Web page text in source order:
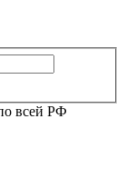
всей РФ